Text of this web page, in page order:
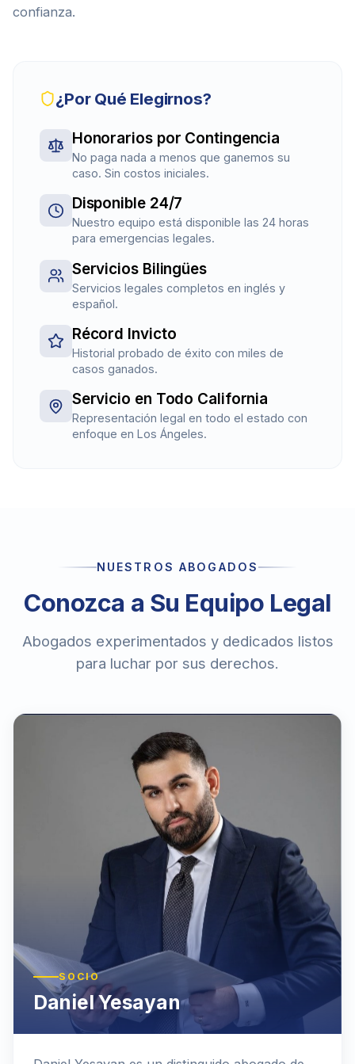
confianza.
¿Por Qué Elegirnos?
Honorarios por Contingencia
No paga nada a menos que ganemos su
caso. Sin costos iniciales.
Disponible 24/7
Nuestro equipo está disponible las 24 horas
para emergencias legales.
Servicios Bilingües
Servicios legales completos en inglés y
español.
Récord Invicto
Historial probado de éxito con miles de
casos ganados.
Servicio en Todo California
Representación legal en todo el estado con
enfoque en Los Ángeles.
NUESTROS ABOGADOS
Conozca a Su Equipo Legal
Abogados experimentados y dedicados listos
para luchar por sus derechos.
SOCIO
Daniel Yesayan